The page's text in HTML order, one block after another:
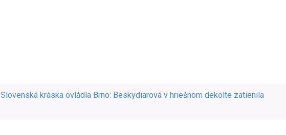
Slovenská kráska ovládla Brno: Beskydiarová v hriešnom dekolte zatienila